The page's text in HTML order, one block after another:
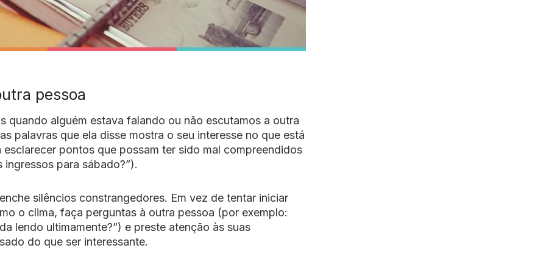
pessoa
quando alguém estava falando ou não escutamos a outra
palavras que ela disse mostra o seu interesse no que está
pontos que possam ter sido mal compreendidos
para sábado?”).
silêncios constrangedores. Em vez de tentar iniciar
o clima, faça perguntas à outra pessoa (por exemplo:
lendo ultimamente?”) e preste atenção às suas
do que ser interessante.